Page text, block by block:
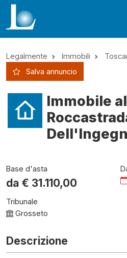
Legalmente Immobili
Salva annuncio
Immobile
Base d'asta
da € 31.110,00
Tribunale
Grosseto
Descrizione